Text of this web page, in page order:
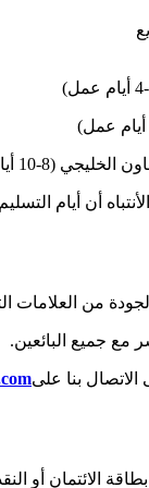
(8-10 أيام عمل)
أن أيام
من العلامات
مع جميع البائعين.
الاتصال بنا على
الائتمان أو